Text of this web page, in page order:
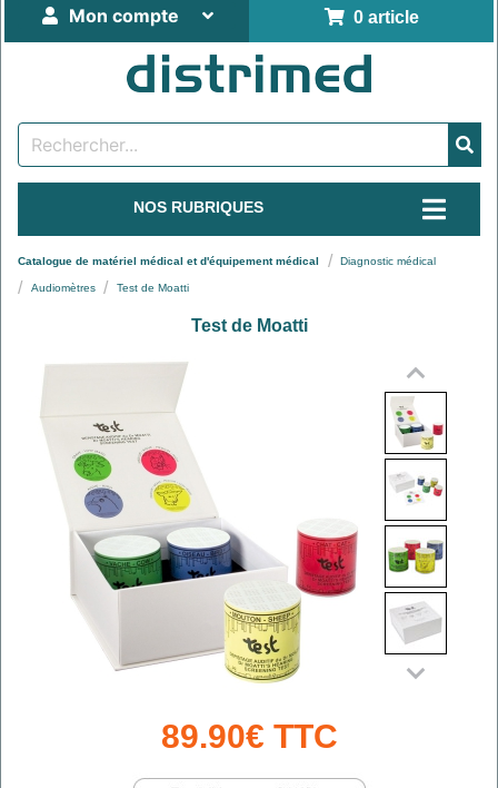
0 article
Mon compte
NOS RUBRIQUES
Catalogue de matériel médical et d'équipement médical Diagnostic médical
Audiomètres Test de Moatti
Test de Moatti
89.90€ TTC